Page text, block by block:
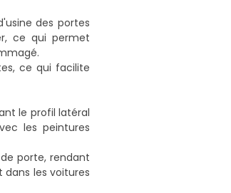
des portes
ce qui permet
ce qui facilite
le profil latéral
les peintures
porte, rendant
les voitures